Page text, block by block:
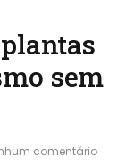
sem
comentário